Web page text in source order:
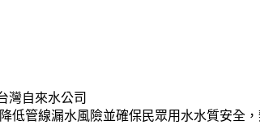
灣自來水公司
低管線漏水風險並確保民眾用水水質安全